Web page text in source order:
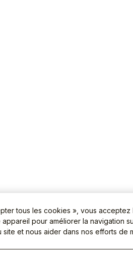
tous les cookies », vous
pour améliorer la navigation
site et nous aider dans nos efforts de